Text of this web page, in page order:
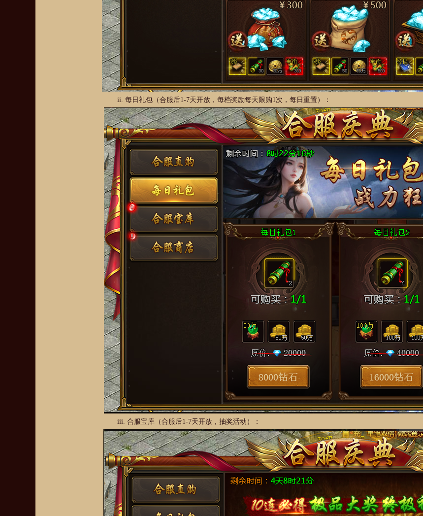
ii. 每日礼包（合服后1-7天开放，每档奖励每天限购1次，每日重置）：
iii. 合服宝库（合服后1-7天开放，抽奖活动）：